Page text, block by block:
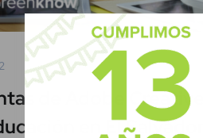
de Adobe Creative
en El Salvador?